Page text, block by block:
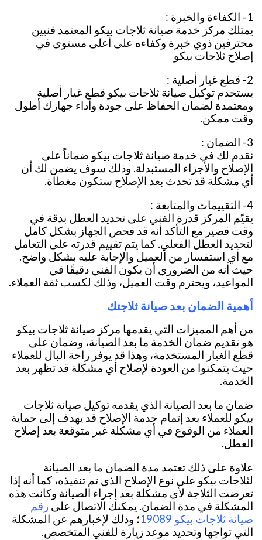
1- الكفاءة والخبرة :
يمتلك مركز خدمة صيانة ثلاجات بيكو المعتمد فنيين
محترفين ذوي خبرة وكفاءه على أعلى مستوى في
إصلاح ثلاجات بيكو
2- قطع غيار أصلية :
يستخدم توكيل صيانة ثلاجات بيكو قطع غيار أصلية
ومعتمدة لضمان الحفاظ على جودة وأداء جهازك أطول
وقت ممكن.
3- الضمان :
نقدم لك في خدمة صيانة ثلاجات بيكو ضماناً على
الإصلاح والأجزاء المستبدلة. وذلك سوف يضمن لك أن
أي مشكلة قد تحدث بعد الإصلاح ستكون مغطاة.
4- التقييمات والمتابعة :
يقيّم المركز قدرة الفني على تحديد العطل بدقة في
وقت قصير مع التأكد أنه قد فحص الجهاز بشكل كامل
لتحديد العطل الفعلي. كما يتم تقييم قدرته على التعامل
مع أي استفسار من العميل والإجابة عليه بشكل واضح.
حيث أنه من الضروري أن يكون الفني دقيقًا في
المواعيد، ويحترم وقت العميل، وذلك لكسب ثقة العملاء.
أهمية الضمان بعد صيانة ثلاجتك
من أهم المميزات التي يقدمها مركز صيانة ثلاجات بيكو
هو تقديم ضمان الخدمة ما بعد الصيانة، وضمان على
قطع الغيار المستخدمة، وهذا قد يوفر راحة البال للعملاء
حيث يتمكنوا من العودة لإصلاح أي مشكلة قد تظهر بعد
الخدمة.
ضمان ما بعد الصيانة الذي يقدمه توكيل صيانة ثلاجات
بيكو للعملاء بعد إتمام خدمة الإصلاح قد يهدف إلى حماية
العملاء من الوقوع في أي مشكلة غير متوقعة بعد إصلاح
العطل.
علاوة على ذلك تعتمد مدة الضمان ما بعد الصيانة
لثلاجات بيكو على نوع الإصلاح الذي تم تنفيذه، كما أنه إذا
تعرضت الثلاجة لأي مشكلة بعد إجراء الصيانة وكانت هذه
المشكلة في مدة الضمان. يمكنك الاتصال على رقم
صيانة ثلاجات بيكو 19089
؛ وذلك لإخبارهم عن المشكلة
التي تواجها وتحديد موعد زيارة للفني المتخصص.